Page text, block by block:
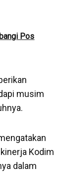
Pos
musim
Kodim
dalam